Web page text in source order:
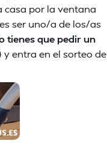
casa por la ventana
ser uno/a de los/as
tienes que pedir un
y entra en el sorteo de